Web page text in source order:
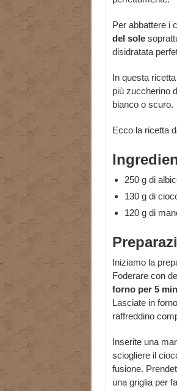
Per abbattere i
del sole
disidratata
In questa
più zuccherino
bianco o scuro.
Ecco la ricetta
250 g di
130 g di
120 g di
Iniziamo la
Foderare con
forno per 5
Lasciate in
raffreddino
Inserite una
sciogliere il
fusione.
una griglia per